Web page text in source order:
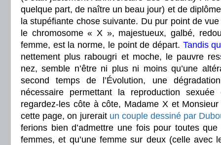
quelque part, de naître un beau jour) et de
la stupéfiante chose suivante. Du pur point de
le chromosome « X », majestueux, galbé,
femme, est la norme, le point de départ. Tandis
nettement plus rabougri et moche, le pauvre
nez, semble n’être ni plus ni moins qu’une
second temps de l’Évolution, une
nécessaire permettant la reproduction
regardez-les côte à côte, Madame X et
cette page, on jurerait un couple dessiné par
ferions bien d’admettre une fois pour toutes
femmes, et qu’une femme sur deux (celle avec